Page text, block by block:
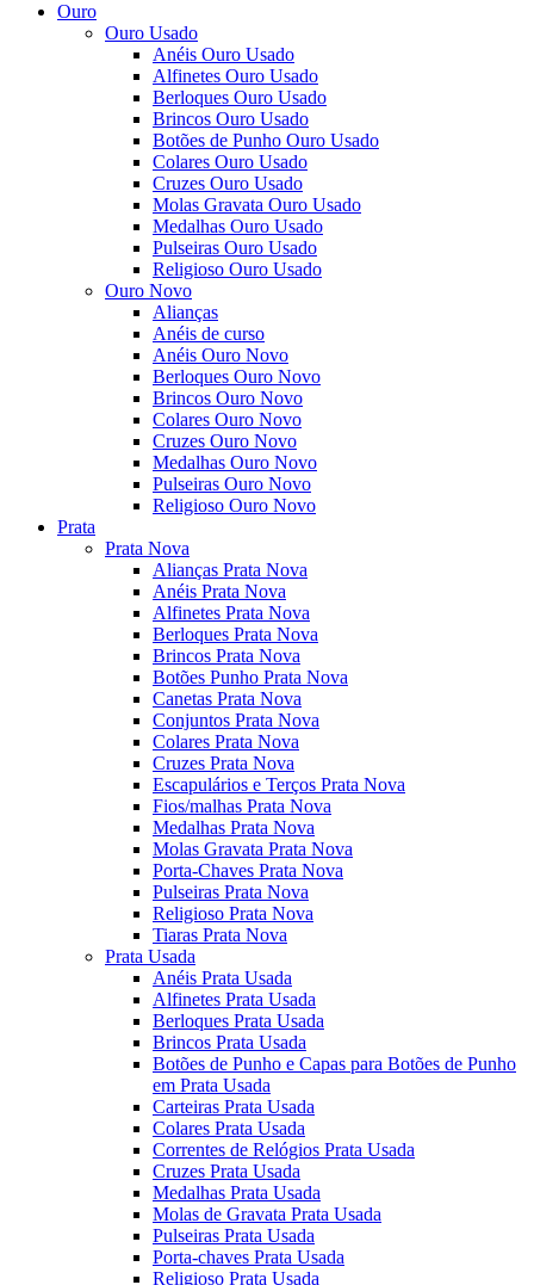
Ouro
Ouro Usado
Anéis Ouro Usado
Alfinetes Ouro Usado
Berloques Ouro Usado
Brincos Ouro Usado
Botões de Punho Ouro Usado
Colares Ouro Usado
Cruzes Ouro Usado
Molas Gravata Ouro Usado
Medalhas Ouro Usado
Pulseiras Ouro Usado
Religioso Ouro Usado
Ouro Novo
Alianças
Anéis de curso
Anéis Ouro Novo
Berloques Ouro Novo
Brincos Ouro Novo
Colares Ouro Novo
Cruzes Ouro Novo
Medalhas Ouro Novo
Pulseiras Ouro Novo
Religioso Ouro Novo
Prata
Prata Nova
Alianças Prata Nova
Anéis Prata Nova
Alfinetes Prata Nova
Berloques Prata Nova
Brincos Prata Nova
Botões Punho Prata Nova
Canetas Prata Nova
Conjuntos Prata Nova
Colares Prata Nova
Cruzes Prata Nova
Escapulários e Terços Prata Nova
Fios/malhas Prata Nova
Medalhas Prata Nova
Molas Gravata Prata Nova
Porta-Chaves Prata Nova
Pulseiras Prata Nova
Religioso Prata Nova
Tiaras Prata Nova
Prata Usada
Anéis Prata Usada
Alfinetes Prata Usada
Berloques Prata Usada
Brincos Prata Usada
Botões de Punho e Capas para Botões de Punho
em Prata Usada
Carteiras Prata Usada
Colares Prata Usada
Correntes de Relógios Prata Usada
Cruzes Prata Usada
Medalhas Prata Usada
Molas de Gravata Prata Usada
Pulseiras Prata Usada
Porta-chaves Prata Usada
Religioso Prata Usada